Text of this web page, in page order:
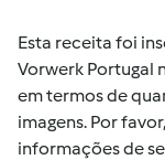
Esta receita foi
Vorwerk Portugal
em termos de
imagens. Por
informações de